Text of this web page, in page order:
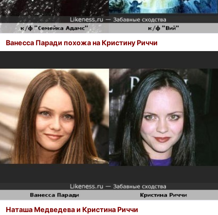
Ванесса Паради похожа на Кристину Риччи
Наташа Медведева и Кристина Риччи